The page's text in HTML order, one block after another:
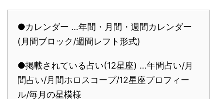
●カレンダー …年間・月間・週間カレンダー
(月間ブロック/週間レフト形式)
●掲載されている占い(12星座) …年間占い/月
間占い/月間ホロスコープ/12星座プロフィー
ル/毎月の星模様